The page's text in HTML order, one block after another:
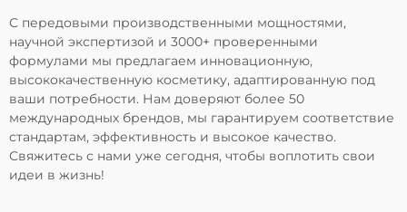
С передовыми производственными мощностями,
научной экспертизой и 3000+ проверенными
формулами мы предлагаем инновационную,
высококачественную косметику, адаптированную под
ваши потребности. Нам доверяют более 50
международных брендов, мы гарантируем соответствие
стандартам, эффективность и высокое качество.
Свяжитесь с нами уже сегодня, чтобы воплотить свои
идеи в жизнь!